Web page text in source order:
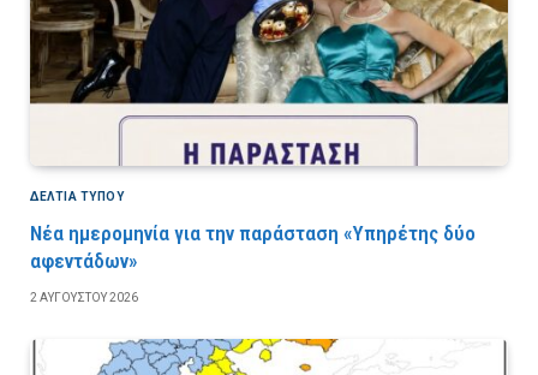
ΔΕΛΤΙΑ ΤΥΠΟΥ
Νέα ημερομηνία για την παράσταση «Υπηρέτης δύο
αφεντάδων»
2 ΑΥΓΟΎΣΤΟΥ 2026